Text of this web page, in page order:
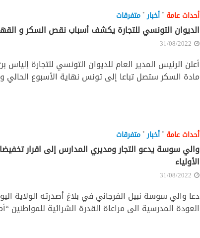
أحداث عامة • أخبار• متفرقات
الديوان التونسي للتجارة يكشف أسباب نقص السكر و
31/08/2022
مادة السكر ستصل تباعا إلى تونس نهاية الأسبوع الحالي
أحداث عامة • أخبار• متفرقات
والي سوسة يدعو التجار ومديري المدارس إلى اقرار
الأولياء
31/08/2022
دعا والي سوسة نبيل الفرجاني في بلاغ أصدرته الولاية
العودة المدرسية الى مراعاة القدرة الشرائية للمواطنين